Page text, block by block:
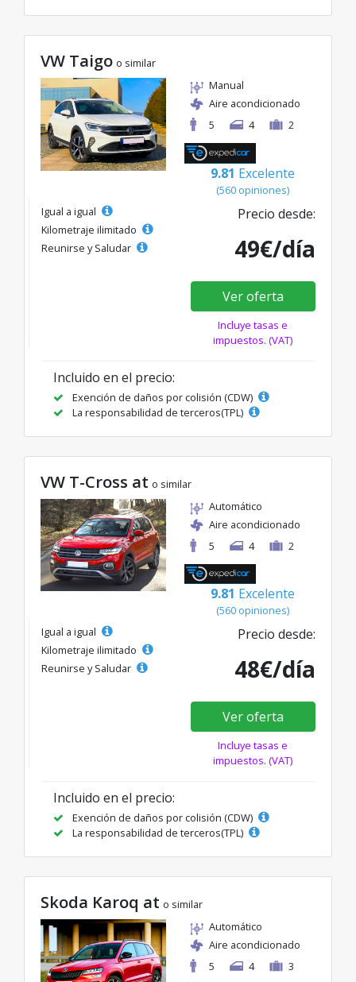
VW Taigo o similar
Manual
Aire acondicionado
5
4 2
9.81 Excelente
(560 opiniones)
Igual a igual
Kilometraje ilimitado
Reunirse y Saludar
Precio desde:
49€/día
Ver oferta
Incluye tasas e
impuestos. (VAT)
Incluido en el precio:
Exención de daños por colisión (CDW)
La responsabilidad de terceros(TPL)
VW T-Cross at o similar
Automático
Aire acondicionado
5
4 2
9.81 Excelente
(560 opiniones)
Igual a igual
Kilometraje ilimitado
Reunirse y Saludar
Precio desde:
48€/día
Ver oferta
Incluye tasas e
impuestos. (VAT)
Incluido en el precio:
Exención de daños por colisión (CDW)
La responsabilidad de terceros(TPL)
Skoda Karoq at o similar
Automático
Aire acondicionado
5
4 3